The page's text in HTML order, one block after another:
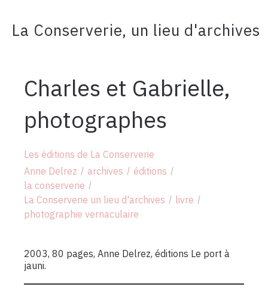
La Conserverie, un lieu d'archives
Charles et Gabrielle,
photographes
Les éditions de La Conserverie
Anne Delrez
archives
éditions
la conserverie
La Conserverie un lieu d'archives
livre
photographie vernaculaire
2003, 80 pages, Anne Delrez, éditions Le port à
jauni.